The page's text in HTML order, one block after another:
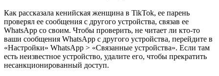
Как рассказала кенийская женщина в TikTok, ее парень
проверял ее сообщения с другого устройства, связав ее
WhatsApp со своим. Чтобы проверить, не читает ли кто-то
ваши сообщения WhatsApp с другого устройства, перейдите в
«Настройки» WhatsApp > «Связанные устройства». Если там
есть неизвестное устройство, удалите его, чтобы прекратить
несанкционированный доступ.